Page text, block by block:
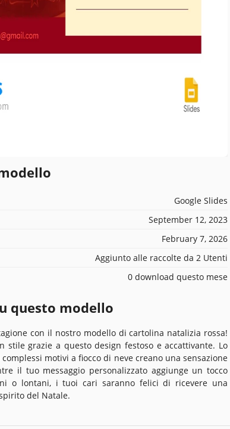
Google Slides
September 12, 2023
February 7, 2026
Aggiunto alle raccolte da 2 Utenti
0 download questo mese
questo modello
con il nostro modello di cartolina natalizia rossa!
stile grazie a questo design festoso e accattivante. Lo
motivi a fiocco di neve creano una sensazione
il tuo messaggio personalizzato aggiunge un tocco
o lontani, i tuoi cari saranno felici di ricevere una
del Natale.